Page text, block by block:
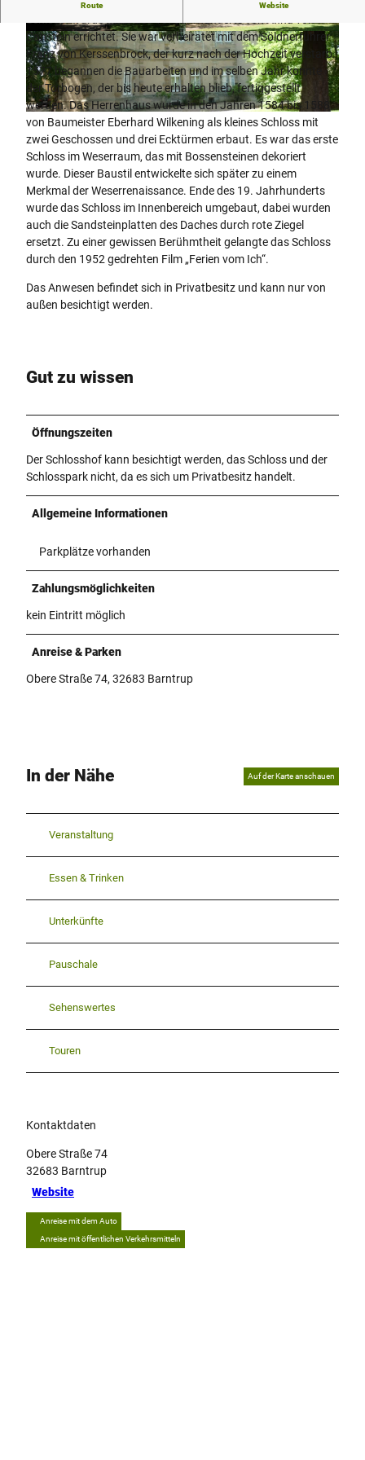
© Lippe Tourismus & Marketing GmbH | CC-BY-SA
© Lippe Tourismus & Marketing GmbH |
CC-BY-SA
© Lippe Tourismus & Marketing GmbH |
CC-BY-SA
Route Website
Canstein errichtet. Sie war verheiratet mit dem Söldnerführer
Franz von Kerssenbrock, der kurz nach der Hochzeit verstarb.
1577 begannen die Bauarbeiten und im selben Jahr konnte
der Torbogen, der bis heute erhalten blieb, fertiggestellt
werden. Das Herrenhaus wurde in den Jahren 1584 bis 1588
von Baumeister Eberhard Wilkening als kleines Schloss mit
zwei Geschossen und drei Ecktürmen erbaut. Es war das erste
Schloss im Weserraum, das mit Bossensteinen dekoriert
wurde. Dieser Baustil entwickelte sich später zu einem
Merkmal der Weserrenaissance. Ende des 19. Jahrhunderts
wurde das Schloss im Innenbereich umgebaut, dabei wurden
auch die Sandsteinplatten des Daches durch rote Ziegel
ersetzt. Zu einer gewissen Berühmtheit gelangte das Schloss
durch den 1952 gedrehten Film „Ferien vom Ich“.
Das Anwesen befindet sich in Privatbesitz und kann nur von
außen besichtigt werden.
Gut zu wissen
Öffnungszeiten
Der Schlosshof kann besichtigt werden, das Schloss und der
Schlosspark nicht, da es sich um Privatbesitz handelt.
Allgemeine Informationen
Parkplätze vorhanden
Zahlungsmöglichkeiten
kein Eintritt möglich
Anreise & Parken
Obere Straße 74, 32683 Barntrup
In der Nähe Auf der Karte anschauen
Veranstaltung
Essen & Trinken
Unterkünfte
Pauschale
Sehenswertes
Touren
Kontaktdaten
Obere Straße 74
32683 Barntrup
Website
Anreise mit dem Auto
Anreise mit öffentlichen Verkehrsmitteln